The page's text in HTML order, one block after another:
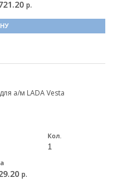
р.
а/м LADA Vesta
Кол.
1
р.